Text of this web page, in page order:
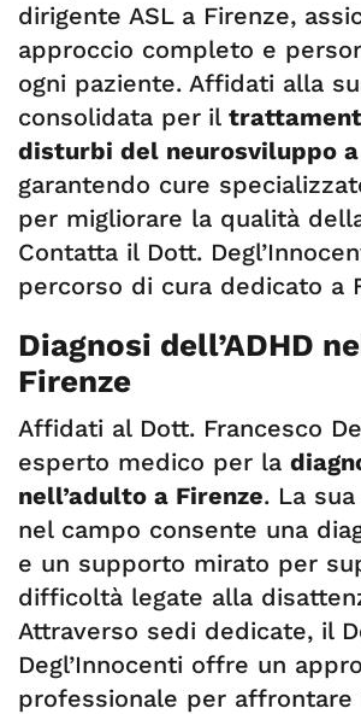
dirigente ASL a Firenze,
approccio completo e
ogni paziente. Affidati alla
consolidata per il
disturbi del neurosviluppo a
garantendo cure
per migliorare la qualità
Contatta il Dott.
percorso di cura dedicato a
Diagnosi dell’ADHD
Firenze
Affidati al Dott. Francesco
esperto medico per la
nell’adulto a Firenze. La
nel campo consente una
e un supporto mirato per
difficoltà legate alla
Attraverso sedi dedicate, il
Degl’Innocenti offre un
professionale per